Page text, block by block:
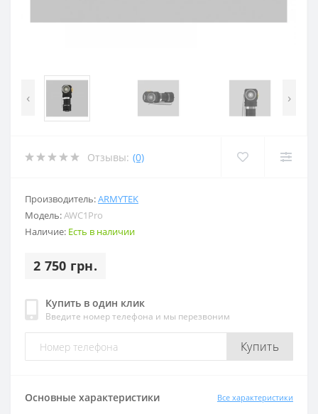
‹ ›
Отзывы: (0)
Производитель:ARMYTEK
Модель:AWC1Pro
Наличие: Есть в наличии
2 750 грн.
Купить в один клик
Введите номер телефона и мы перезвоним
Купить
Основные характеристики Все характеристики